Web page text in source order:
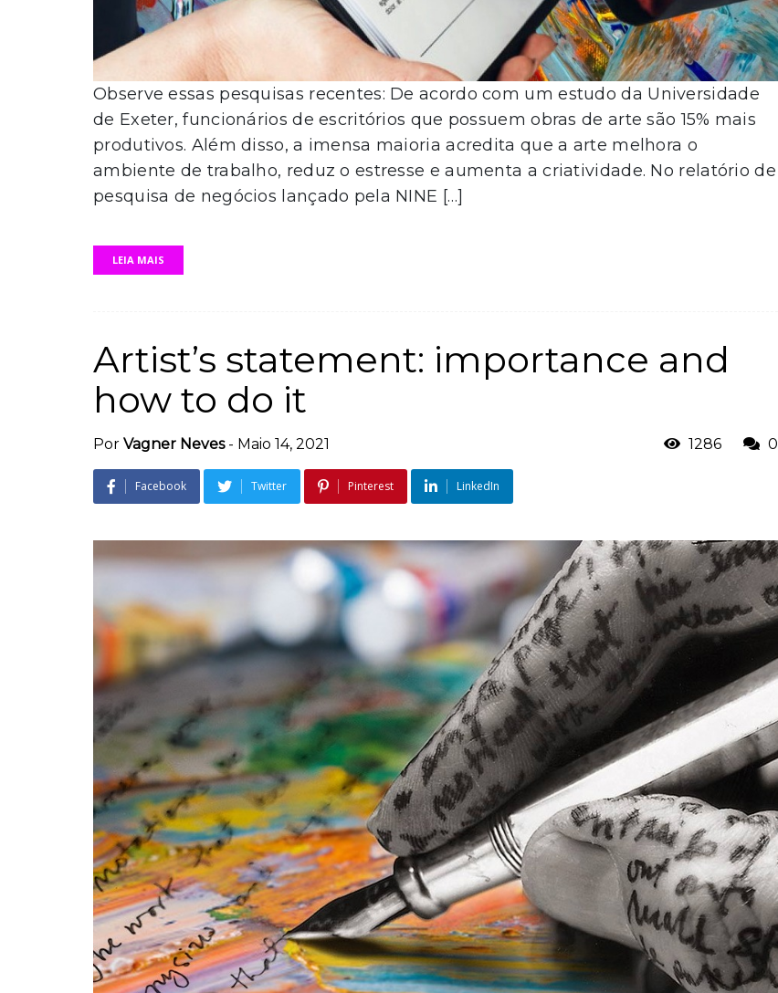
Observe essas pesquisas recentes: De acordo com um estudo da Universidade
de Exeter, funcionários de escritórios que possuem obras de arte são 15% mais
produtivos. Além disso, a imensa maioria acredita que a arte melhora o
ambiente de trabalho, reduz o estresse e aumenta a criatividade. No relatório de
pesquisa de negócios lançado pela NINE […]
LEIA MAIS
Artist’s statement: importance and
how to do it
Por Vagner Neves- Maio 14, 2021 1286 0
Facebook Twitter Pinterest LinkedIn